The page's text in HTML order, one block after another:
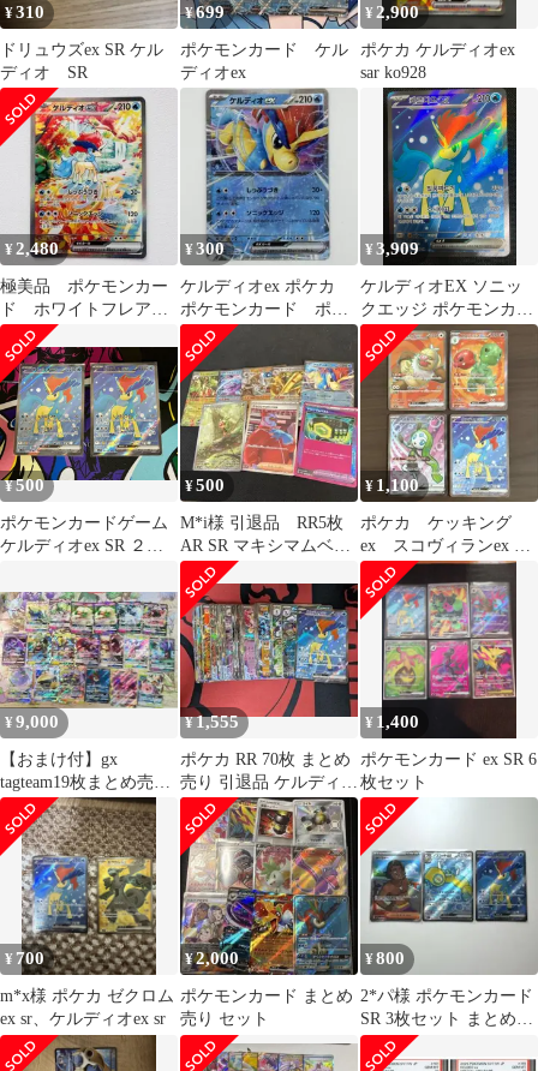
¥310
ドリュウズex SR ケル
ディオ SR
¥699
ポケモンカード ケル
ディオex
¥ 2,900
ポケカ ケルディオex
sar ko928
¥2,480
極美品 ポケモンカー
ド ホワイトフレア
ケルディオex SAR セン
タリング
¥300
ケルディオex ポケカ
ポケモンカード ポケ
モン
¥3,909
ケルディオEX ソニッ
クエッジ ポケモンカー
ド sr
¥500
ポケモンカードゲーム
ケルディオex SR ２枚
デッキ汎用
¥500
M*i様 引退品 RR5枚
AR SR マキシマムベル
ト
¥ 1,100
ポケカ ケッキング
ex スコヴィランex メ
ロエッタex ケルディオ
ex 4枚
¥9,000
【おまけ付】gx
tagteam19枚まとめ売り
セット【高騰中】
¥1,555
ポケカ RR 70枚 まとめ
売り 引退品 ケルディオ
ex SR おまけ
¥ 1,400
ポケモンカード ex SR 6
枚セット
¥ 700
m*x様 ポケカ ゼクロム
ex sr、ケルディオex sr
¥2,000
ポケモンカード まとめ
売り セット
¥800
2*パ様 ポケモンカード
SR 3枚セット まとめ売
り